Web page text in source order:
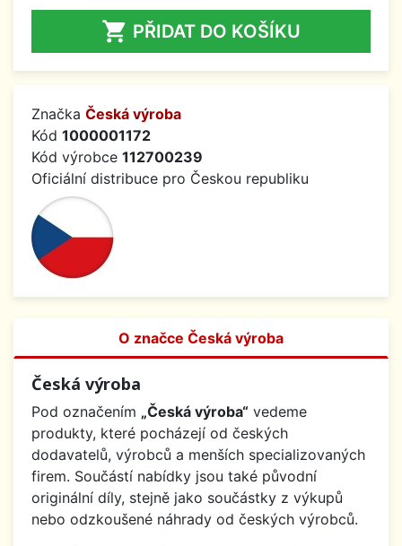
 PŘIDAT DO KOŠÍKU
Značka Česká výroba
Kód 1000001172
Kód výrobce 112700239
Oficiální distribuce pro Českou republiku
O značce Česká výroba
Česká výroba
Pod označením „Česká výroba“ vedeme
produkty, které pocházejí od českých
dodavatelů, výrobců a menších specializovaných
firem. Součástí nabídky jsou také původní
originální díly, stejně jako součástky z výkupů
nebo odzkoušené náhrady od českých výrobců.